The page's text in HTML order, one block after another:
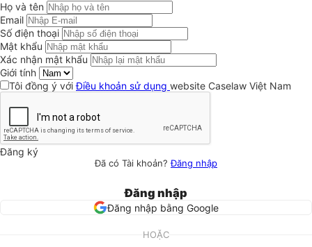
Họ và tên
Email
Số điện thoại
Mật khẩu
Xác nhận mật khẩu
Giới tính
Tôi đồng ý vớiĐiều khoản sử dụng website Caselaw Việt Nam
Đăng ký
Đã có Tài khoản?Đăng nhập
Đăng nhập
Đăng nhập bằng Google
HOẶC